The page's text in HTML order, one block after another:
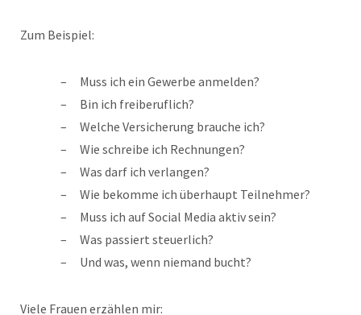
Zum Beispiel:
Muss ich ein Gewerbe anmelden?
Bin ich freiberuflich?
Welche Versicherung brauche ich?
Wie schreibe ich Rechnungen?
Was darf ich verlangen?
Wie bekomme ich überhaupt Teilnehmer?
Muss ich auf Social Media aktiv sein?
Was passiert steuerlich?
Und was, wenn niemand bucht?
Viele Frauen erzählen mir: